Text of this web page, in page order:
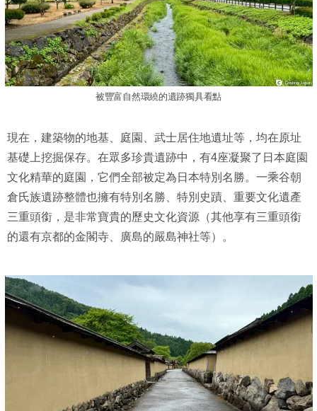
被豐富自然環繞的遺跡獨具看點
現在，建築物的地基、庭園、武士居住地遺址等，均在原址
基礎上挖掘保存。在眾多珍貴遺跡中，有4座凝聚了日本庭園
文化精華的庭園，它們全部被定為日本特別名勝。一乘谷朝
倉氏族遺跡整體也擁有特別名勝、特別史蹟、重要文化遺產
三重頭銜，是非常寶貴的歷史文化資源（其他享有三重頭銜
的還有京都的金閣寺、廣島的嚴島神社等）。